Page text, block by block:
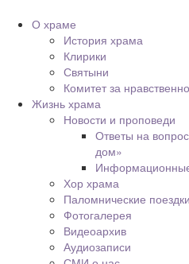
О храме
История храма
Клирики
Святыни
Комитет за
Жизнь храма
Новости и проповеди
Ответы на
дом»
Хор храма
Паломнические поездки
Фотогалерея
Видеоархив
Аудиозаписи